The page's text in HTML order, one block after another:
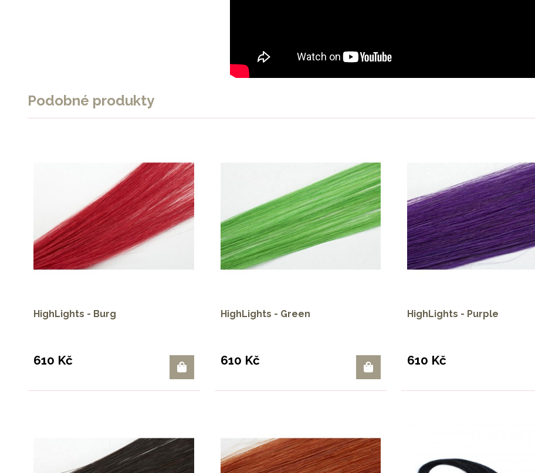
Podobné produkty
HighLights - Burg
610 Kč
HighLights - Green
610 Kč
HighLights - Purple
610 Kč